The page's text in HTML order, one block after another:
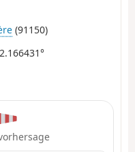
(91150)